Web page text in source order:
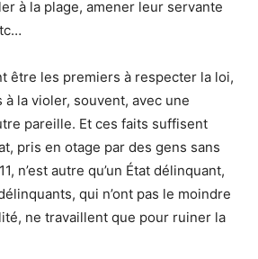
à la plage, amener leur servante
être les premiers à respecter la loi,
la violer, souvent, avec une
pareille. Et ces faits suffisent
pris en otage par des gens sans
n’est autre qu’un État délinquant,
qui n’ont pas le moindre
ne travaillent que pour ruiner la